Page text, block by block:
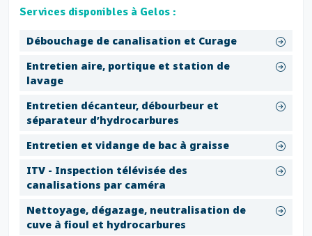
Services disponibles à Gelos :
Débouchage de canalisation et Curage
Entretien aire, portique et station de
lavage
Entretien décanteur, débourbeur et
séparateur d’hydrocarbures
Entretien et vidange de bac à graisse
ITV - Inspection télévisée des
canalisations par caméra
Nettoyage, dégazage, neutralisation de
cuve à fioul et hydrocarbures